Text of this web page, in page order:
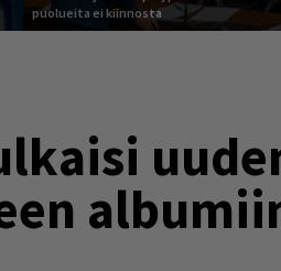
puolueita ei kiinnosta